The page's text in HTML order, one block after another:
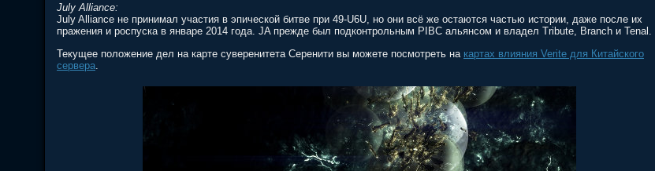
July Alliance:
July Alliance не принимал участия в эпической битве при 49-U6U, но они всё же остаются частью истории, даже после их
пражения и роспуска в январе 2014 года. JA прежде был подконтрольным PIBC альянсом и владел Tribute, Branch и Tenal.
Текущее положение дел на карте суверенитета Серенити вы можете посмотреть на картах влияния Verite для Китайского
сервера.